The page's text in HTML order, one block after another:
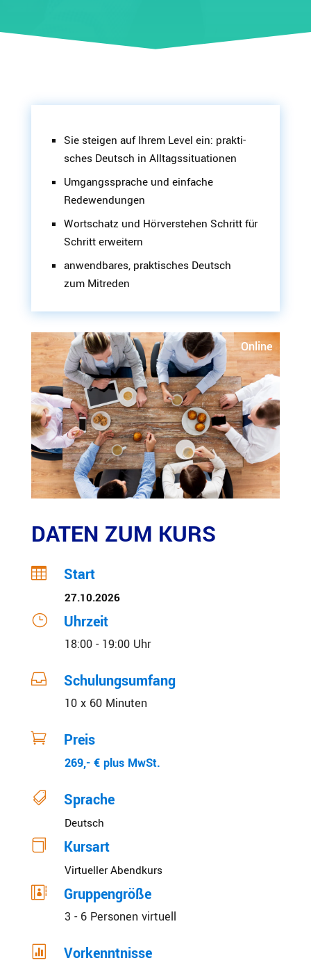
Sie steigen auf Ihrem Level ein: prakti­
sches Deutsch in Alltagssituationen
Umgangs­sprache und einfache
Redewendungen
Wortschatz und Hörver­stehen Schritt für
Schritt erweitern
anwend­bares, prakti­sches Deutsch
zum Mitreden
Online
DATEN ZUM KURS
 Start
27.10.2026
}
Uhrzeit
18:00 - 19:00 Uhr
 Schulungsumfang
10 x 60 Minuten
 Preis
269,- € plus MwSt.
 Sprache
Deutsch

Kursart
Virtueller Abendkurs

Gruppengröße
3 - 6 Personen virtuell
 Vorkenntnisse